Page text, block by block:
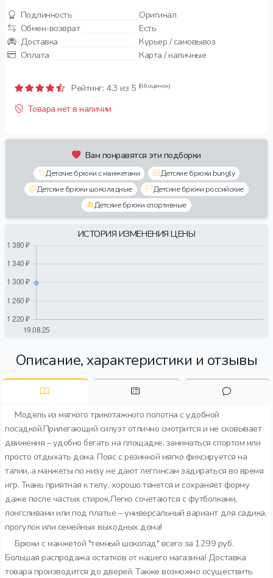
Подлинность
Оригинал
Обмен-возврат
Есть
Доставка
Курьер / самовывоз
Оплата
Карта / наличные
Рейтинг: 4.3 из 5 (86 оценок)
Товара нет в наличии
Вам понравятся эти подборки
Детские брюки с манжетами
Детские брюки bungly
Детские брюки шоколадные
Детские брюки российские
Детские брюки спортивные
ИСТОРИЯ ИЗМЕНЕНИЯ ЦЕНЫ
Описание, характеристики и отзывы
Модель из мягкого трикотажного полотна с удобной
посадкой.Прилегающий силуэт отлично смотрится и не сковывает
движения – удобно бегать на площадке, заниматься спортом или
просто отдыхать дома. Пояс с резинкой мягко фиксируется на
талии, а манжеты по низу не дают леггинсам задираться во время
игр. Ткань приятная к телу, хорошо тянется и сохраняет форму
даже после частых стирок.Легко сочетаются с футболками,
лонгсливами или под платье – универсальный вариант для садика,
прогулок или семейных выходных дома!
Брюки с манжетой "темный шоколад" всего за 1299 руб.
Большая распродажа остатков от нашего магазина! Доставка
товара производится до дверей. Также возможно осуществить